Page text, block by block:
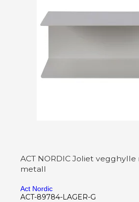
ACT NORDIC Joliet
metall
Act Nordic
ACT-89784-LAGER-G